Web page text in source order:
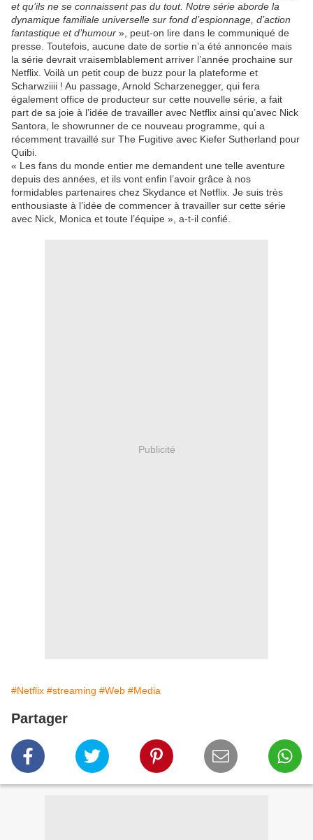
et qu’ils ne se connaissent pas du tout. Notre série aborde la
dynamique familiale universelle sur fond d’espionnage, d’action
fantastique et d’humour », peut-on lire dans le communiqué de
presse. Toutefois, aucune date de sortie n’a été annoncée mais
la série devrait vraisemblablement arriver l’année prochaine sur
Netflix. Voilà un petit coup de buzz pour la plateforme et
Scharwziiii ! Au passage, Arnold Scharzenegger, qui fera
également office de producteur sur cette nouvelle série, a fait
part de sa joie à l’idée de travailler avec Netflix ainsi qu’avec Nick
Santora, le showrunner de ce nouveau programme, qui a
récemment travaillé sur The Fugitive avec Kiefer Sutherland pour
Quibi.
« Les fans du monde entier me demandent une telle aventure
depuis des années, et ils vont enfin l’avoir grâce à nos
formidables partenaires chez Skydance et Netflix. Je suis très
enthousiaste à l’idée de commencer à travailler sur cette série
avec Nick, Monica et toute l’équipe », a-t-il confié.
Publicité
#Netflix #streaming #Web #Media
Partager